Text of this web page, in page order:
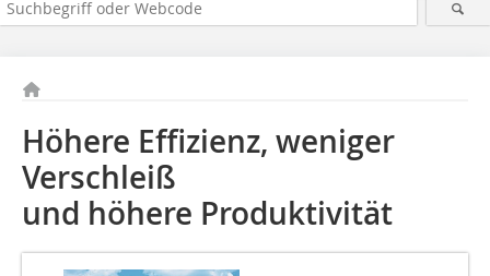
Höhere Effizienz, weniger
Verschleiß
und höhere Produktivität